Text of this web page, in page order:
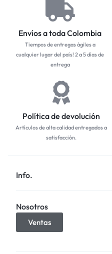
Envíos a toda Colombia
Tiempos de entregas ágiles a
cualquier lugar del país! 2 a 5 días de
entrega
Política de devolución
Artículos de alta calidad entregados a
satisfacción.
Info.
Nosotros
Ventas